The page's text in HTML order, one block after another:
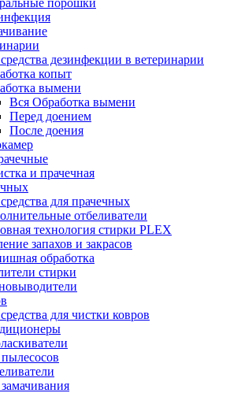
порошки
дезинфекции в ветеринарии
копыт
вымени
Вся Обработка вымени
Перед доением
После доения
и прачечная
для прачечных
отбеливатели
технология стирки PLEX
запахов и закрасов
обработка
стирки
для чистки ковров